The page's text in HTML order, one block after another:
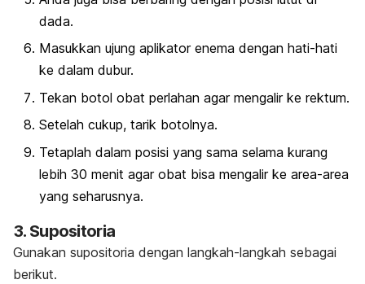
dada.
Masukkan ujung aplikator enema dengan hati-hati
ke dalam dubur.
Tekan botol obat perlahan agar mengalir ke rektum.
Setelah cukup, tarik botolnya.
Tetaplah dalam posisi yang sama selama kurang
lebih 30 menit agar obat bisa mengalir ke area-area
yang seharusnya.
3. Supositoria
Gunakan supositoria dengan langkah-langkah sebagai
berikut.